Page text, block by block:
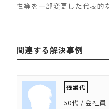
性等を一部変更した代表的
関連する解決事例
残業代
50代 / 会社員